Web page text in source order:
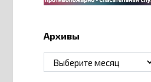
Архивы
Архивы